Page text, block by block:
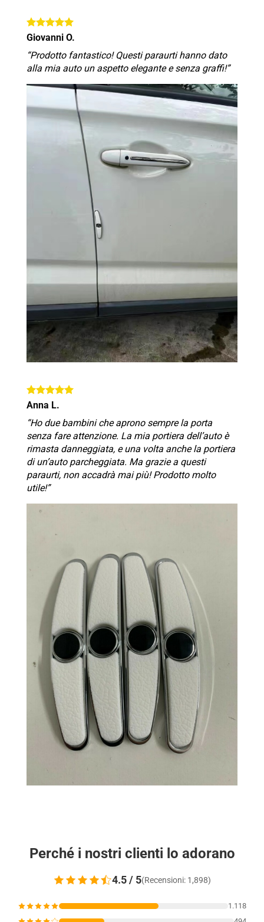
Giovanni O.
“Prodotto fantastico! Questi paraurti hanno dato
alla mia auto un aspetto elegante e senza graffi!”
Anna L.
“Ho due bambini che aprono sempre la porta
senza fare attenzione. La mia portiera dell’auto è
rimasta danneggiata, e una volta anche la portiera
di un’auto parcheggiata. Ma grazie a questi
paraurti, non accadrà mai più! Prodotto molto
utile!”
Perché i nostri clienti lo adorano
4.5 / 5(Recensioni: 1,898)
1.118